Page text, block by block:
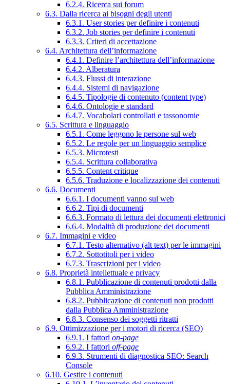
6.2.4. Ricerca sui forum
6.3. Dalla ricerca ai bisogni degli utenti
6.3.1. User stories per definire i contenuti
6.3.2. Job stories per definire i contenuti
6.3.3. Criteri di accettazione
6.4. Architettura dell’informazione
6.4.1. Definire l’architettura dell’informazione
6.4.2. Alberatura
6.4.3. Flussi di interazione
6.4.4. Sistemi di navigazione
6.4.5. Tipologie di contenuto (content type)
6.4.6. Ontologie e standard
6.4.7. Vocabolari controllati e tassonomie
6.5. Scrittura e linguaggio
6.5.1. Come leggono le persone sul web
6.5.2. Le regole per un linguaggio semplice
6.5.3. Microtesti
6.5.4. Scrittura collaborativa
6.5.5. Content critique
6.5.6. Traduzione e localizzazione dei contenuti
6.6. Documenti
6.6.1. I documenti vanno sul web
6.6.2. Tipi di documenti
6.6.3. Formato di lettura dei documenti elettronici
6.6.4. Modalità di produzione dei documenti
6.7. Immagini e video
6.7.1. Testo alternativo (alt text) per le immagini
6.7.2. Sottotitoli per i video
6.7.3. Trascrizioni per i video
6.8. Proprietà intellettuale e privacy
6.8.1. Pubblicazione di contenuti prodotti dalla
Pubblica Amministrazione
6.8.2. Pubblicazione di contenuti non prodotti
dalla Pubblica Amministrazione
6.8.3. Consenso dei soggetti ritratti
6.9. Ottimizzazione per i motori di ricerca (SEO)
6.9.1. I fattori on-page
6.9.2. I fattori off-page
6.9.3. Strumenti di diagnostica SEO: Search
Console
6.10. Gestire i contenuti